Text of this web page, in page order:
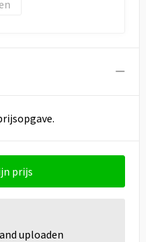
prijs
uploaden